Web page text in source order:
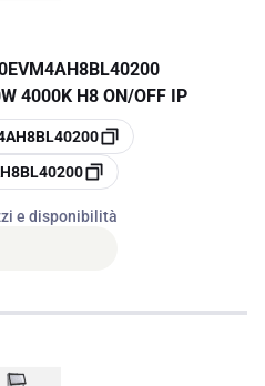
4000K H8 ON/OFF IP
e disponibilità